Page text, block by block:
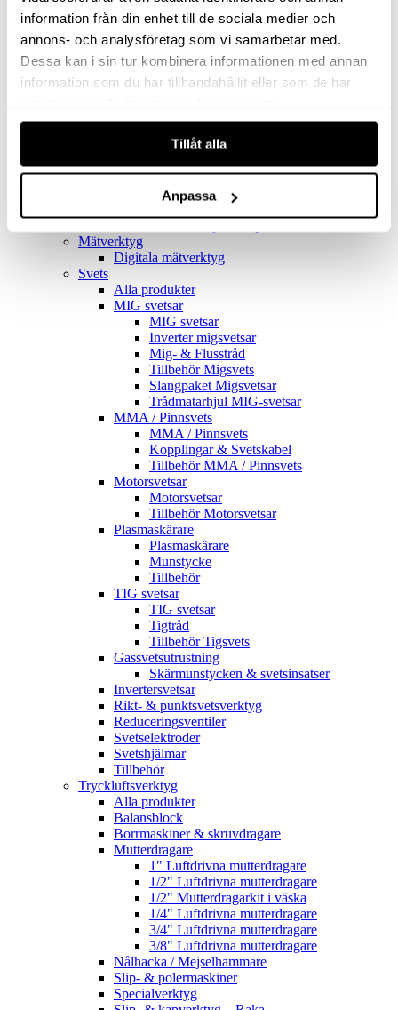
information från din enhet till de sociala medier och
annons- och analysföretag som vi samarbetar med.
Dessa kan i sin tur kombinera informationen med annan
information som du har tillhandahållit eller som de har
Tillåt alla
Anpassa
Golv- & Kombinationsmunstycke
Munstycke
Motor
Reservdelar dammsugare
Rör & handtag
Uppsamlingspåsar
Alla produkter
Mätverktyg
Digitala mätverktyg
Svets
Alla produkter
MIG svetsar
MIG svetsar
Inverter migsvetsar
Mig- & Flusstråd
Tillbehör Migsvets
Slangpaket Migsvetsar
Trådmatarhjul MIG-svetsar
MMA / Pinnsvets
MMA / Pinnsvets
Kopplingar & Svetskabel
Tillbehör MMA / Pinnsvets
Motorsvetsar
Motorsvetsar
Tillbehör Motorsvetsar
Plasmaskärare
Plasmaskärare
Munstycke
Tillbehör
TIG svetsar
TIG svetsar
Tigtråd
Tillbehör Tigsvets
Gassvetsutrustning
Skärmunstycken & svetsinsatser
Invertersvetsar
Rikt- & punktsvetsverktyg
Reduceringsventiler
Svetselektroder
Svetshjälmar
Tillbehör
Tryckluftsverktyg
Alla produkter
Balansblock
Borrmaskiner & skruvdragare
Mutterdragare
1" Luftdrivna mutterdragare
1/2" Luftdrivna mutterdragare
1/2" Mutterdragarkit i väska
1/4" Luftdrivna mutterdragare
3/4" Luftdrivna mutterdragare
3/8" Luftdrivna mutterdragare
Nålhacka / Mejselhammare
Slip- & polermaskiner
Specialverktyg